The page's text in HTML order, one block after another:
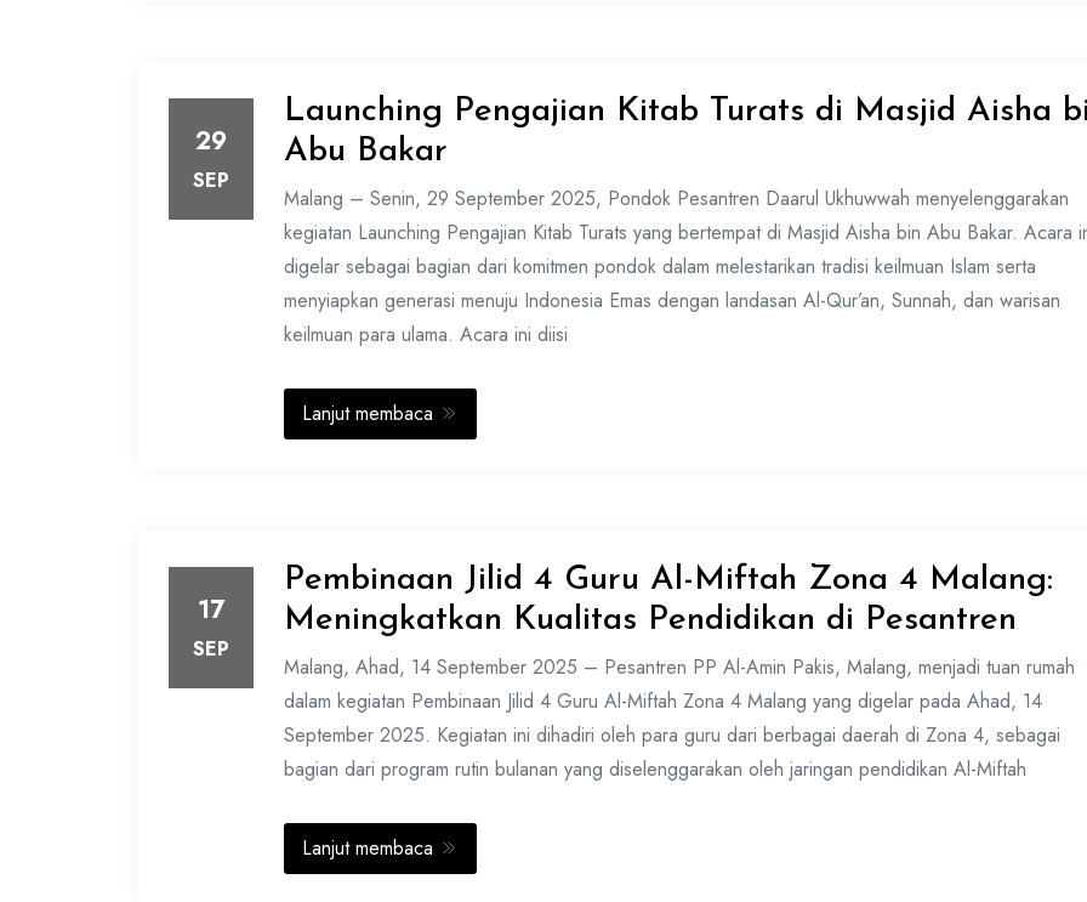
29
SEP
Launching Pengajian Kitab Turats di Masjid Aisha
Abu Bakar
Malang – Senin, 29 September 2025, Pondok Pesantren Daarul Ukhuwwah menyelenggarakan
kegiatan Launching Pengajian Kitab Turats yang bertempat di Masjid Aisha bin Abu Bakar. Acara
digelar sebagai bagian dari komitmen pondok dalam melestarikan tradisi keilmuan Islam serta
menyiapkan generasi menuju Indonesia Emas dengan landasan Al-Qur’an, Sunnah, dan warisan
keilmuan para ulama. Acara ini diisi
Lanjut membaca
17
SEP
Pembinaan Jilid 4 Guru Al-Miftah Zona 4 Malang:
Meningkatkan Kualitas Pendidikan di Pesantren
Malang, Ahad, 14 September 2025 – Pesantren PP Al-Amin Pakis, Malang, menjadi tuan rumah
dalam kegiatan Pembinaan Jilid 4 Guru Al-Miftah Zona 4 Malang yang digelar pada Ahad, 14
September 2025. Kegiatan ini dihadiri oleh para guru dari berbagai daerah di Zona 4, sebagai
bagian dari program rutin bulanan yang diselenggarakan oleh jaringan pendidikan Al-Miftah
Lanjut membaca